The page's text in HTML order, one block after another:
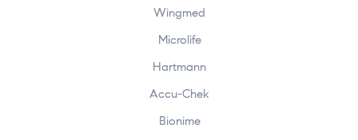
Wingmed
Microlife
Hartmann
Accu-Chek
Bionime